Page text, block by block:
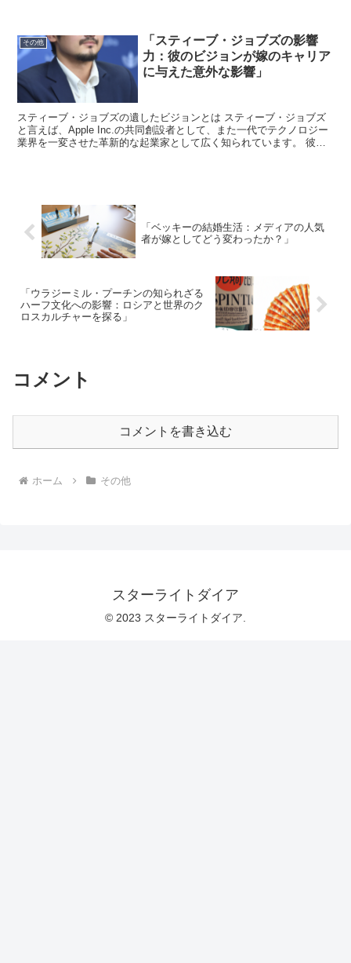
その他
「スティーブ・ジョブズの影響
力：彼のビジョンが嫁のキャリア
に与えた意外な影響」
スティーブ・ジョブズの遺したビジョンとは スティーブ・ジョブズ
と言えば、Apple Inc.の共同創設者として、また一代でテクノロジー
業界を一変させた革新的な起業家として広く知られています。 彼の
「ベッキーの結婚生活：メディアの人気
者が嫁としてどう変わったか？」
「ウラジーミル・プーチンの知られざる
ハーフ文化への影響：ロシアと世界のク
ロスカルチャーを探る」
コメント
コメントを書き込む
ホーム その他
スターライトダイア
© 2023 スターライトダイア.